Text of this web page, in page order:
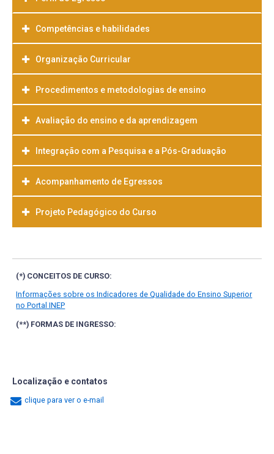
Competências e habilidades
Organização Curricular
Procedimentos e metodologias de ensino
Avaliação do ensino e da aprendizagem
Integração com a Pesquisa e a Pós-Graduação
Acompanhamento de Egressos
Projeto Pedagógico do Curso
(*) CONCEITOS DE CURSO:
Informações sobre os Indicadores de Qualidade do Ensino Superior
no Portal INEP
(**) FORMAS DE INGRESSO:
Localização e contatos
clique para ver o e-mail